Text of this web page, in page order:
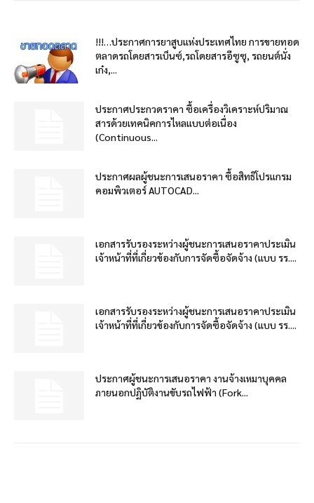
!!!…ประกาศการยาสูบแห่งประเทศไทย การขายทอด
ตลาดรถโดยสารเบ็นซ์,รถโดยสารอีซูซุ, รถยนต์นั่ง
เก๋ง,...
ประกาศประกวดราคา ซื้อเครื่องวิเคราะห์ปริมาณ
สารด้วยเทคนิคการไหลแบบต่อเนื่อง
(Continuous...
ประกาศผลผู้ชนะการเสนอราคา ซื้อสิทธิโปรแกรม
คอมพิวเตอร์ AUTOCAD...
เอกสารรับรองระหว่างผู้ชนะการเสนอราคาประเมิน
เจ้าหน้าที่ที่เกี่ยวข้องกับการจัดซื้อจัดจ้าง (แบบ รร....
เอกสารรับรองระหว่างผู้ชนะการเสนอราคาประเมิน
เจ้าหน้าที่ที่เกี่ยวข้องกับการจัดซื้อจัดจ้าง (แบบ รร....
ประกาศผู้ชนะการเสนอราคา งานจ้างเหมาบุคคล
ภายนอกปฏิบัติงานขับรถไฟฟ้า (Fork...